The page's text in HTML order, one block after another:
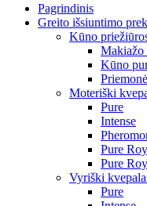
Pagrindinis
Greito išsiuntimo
Kūno
Makiažo
Kūno
Moteriški
Pure
Intense
Pure
Pure
Vyriški
Pure